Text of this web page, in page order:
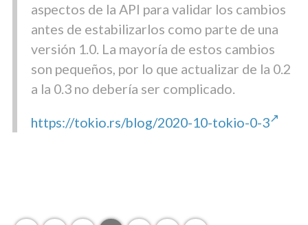
aspectos de la API para validar los cambios
antes de estabilizarlos como parte de una
versión 1.0. La mayoría de estos cambios
son pequeños, por lo que actualizar de la 0.2
a la 0.3 no debería ser complicado.
https://tokio.rs/blog/2020-10-tokio-0-3